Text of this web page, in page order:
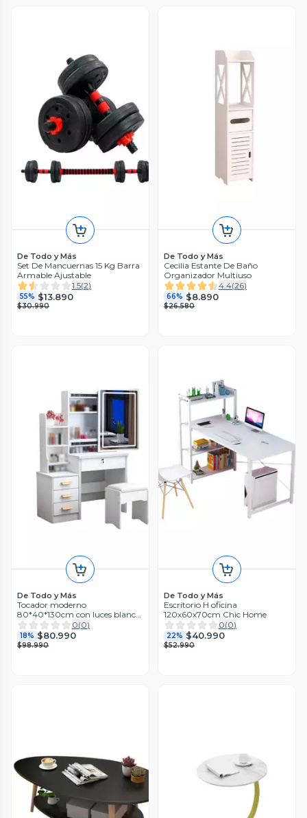
De Todo y Más
Set De Mancuernas 15 Kg Barra
Armable Ajustable
1.5(2)
55% $13.890
$30.990
De Todo y Más
Cecilia Estante De Baño
Organizador Multiuso
4.4(26)
66% $8.890
$26.580
De Todo y Más
Tocador moderno
80*40*130cm con luces blanco
Chic Home
0(0)
18% $80.990
$98.990
De Todo y Más
Escritorio H oficina
120x60x70cm Chic Home
0(0)
22% $40.990
$52.990